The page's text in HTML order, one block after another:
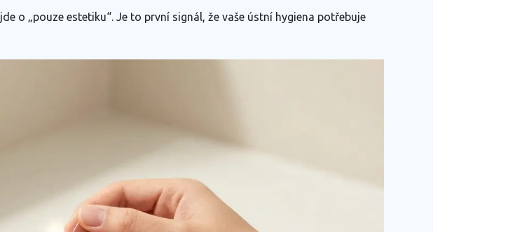
o „pouze estetiku“. Je to první signál, že vaše ústní hygiena potřebuje